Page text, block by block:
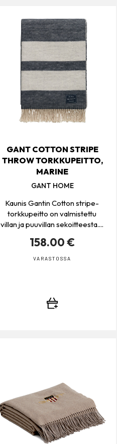
GANT COTTON STRIPE
THROW TORKKUPEITTO,
MARINE
GANT HOME
Kaunis Gantin Cotton stripe-
torkkupeitto on valmistettu
villan ja puuvillan sekoitteesta....
158.00 €
VARASTOSSA